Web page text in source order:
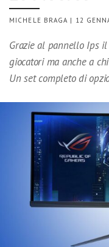
MICHELE BRAGA | 12
Grazie al pannello Ips
giocatori ma anche a
Un set completo di